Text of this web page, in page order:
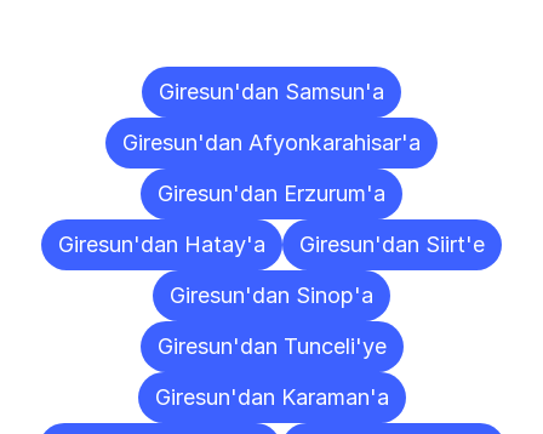
Giresun'dan Samsun'a
Giresun'dan Afyonkarahisar'a
Giresun'dan Erzurum'a
Giresun'dan Hatay'a
Giresun'dan Siirt'e
Giresun'dan Sinop'a
Giresun'dan Tunceli'ye
Giresun'dan Karaman'a